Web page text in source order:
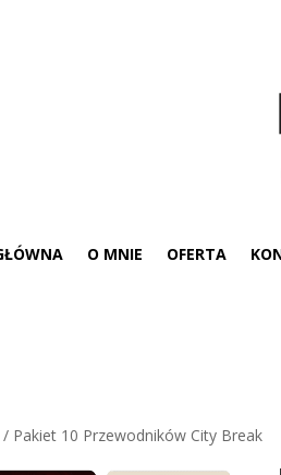
O MNIE OFERTA
/ Pakiet 10 Przewodników City Break